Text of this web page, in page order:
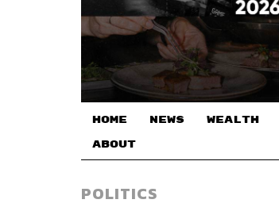
HOME NEWS WEALTH
ABOUT
POLITICS